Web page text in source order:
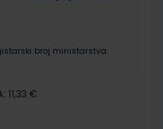
broj ministarstva:
11,33 €